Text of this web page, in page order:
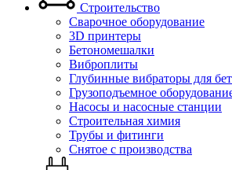
Строительство
Сварочное оборудование
3D принтеры
Бетономешалки
Виброплиты
Глубинные вибраторы для
Грузоподъемное
Насосы и насосные станции
Строительная химия
Трубы и фитинги
Снятое с производства